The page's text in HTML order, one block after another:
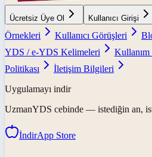
Ücretsiz Üye Ol Kullanıcı Girişi
Örnekleri
Kullanıcı Görüşleri
YDS / e-YDS Kelimeleri
Kullanım
Politikası
İletişim Bilgileri
Uygulamayı indir
UzmanYDS cebinde — istediğin an,
İndirApp Store